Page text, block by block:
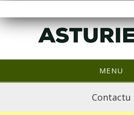
MENU
Contactu